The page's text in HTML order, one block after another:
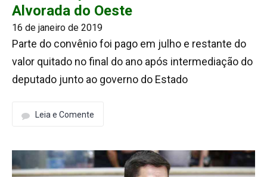
Alvorada do Oeste
16 de janeiro de 2019
Parte do convênio foi pago em julho e restante do
valor quitado no final do ano após intermediação do
deputado junto ao governo do Estado
Leia e Comente